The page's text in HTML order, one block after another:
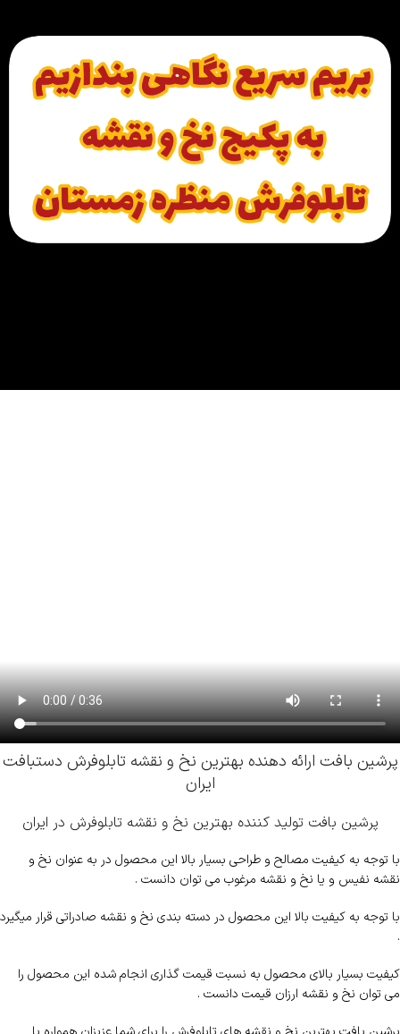
پرشین بافت ارائه دهنده بهترین نخ و نقشه تابلوفرش دستبافت
ایران
پرشین بافت تولید کننده بهترین نخ و نقشه تابلوفرش در ایران
با توجه به کیفیت مصالح و طراحی بسیار بالا این محصول در به عنوان نخ و
نقشه نفیس و یا نخ و نقشه مرغوب می توان دانست .
با توجه به کیفیت بالا این محصول در دسته بندی نخ و نقشه صادراتی قرار میگیرد
.
کیفیت بسیار بالای محصول به نسبت قیمت گذاری انجام شده این محصول را
می توان نخ و نقشه ارزان قیمت دانست .